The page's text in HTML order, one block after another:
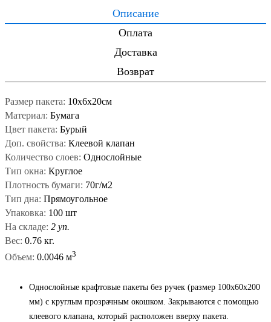
Описание
Оплата
Доставка
Возврат
Размер пакета: 10х6х20см
Материал: Бумага
Цвет пакета: Бурый
Доп. свойства: Клеевой клапан
Количество слоев: Однослойные
Тип окна: Круглое
Плотность бумаги: 70г/м2
Тип дна: Прямоугольное
Упаковка: 100 шт
На складе: 2 уп.
Вес: 0.76 кг.
Объем: 0.0046 м3
Однослойные крафтовые пакеты без ручек (размер 100x60x200
мм) с круглым прозрачным окошком. Закрываются с помощью
клеевого клапана, который расположен вверху пакета.